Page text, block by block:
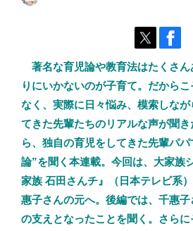
著名な育児論や教育法はたくさん
りにいかないのが子育て。だから
なく、実際に日々悩み、模索しな
てきた先輩たちのリアルな声が聞
ら、独自の育児をしてきた先輩パ
論”を聞く本連載。今回は、大家族
家族 石田さんチ』（日本テレビ系
惠子さんの元へ。後編では、千惠
の支えとなったことを聞く。さら